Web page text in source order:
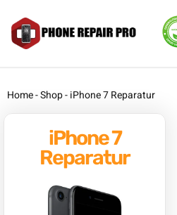
Home-Shop-iPhone 7 Reparatur
iPhone 7
Reparatur